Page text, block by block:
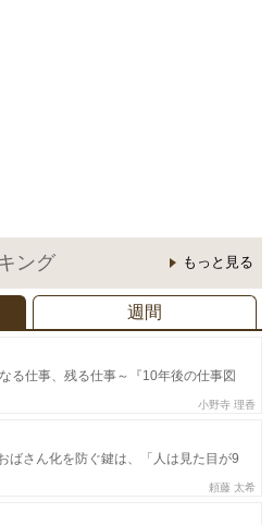
ング もっと見る
週間
る仕事、残る仕事～『10年後の仕事図
小野寺 理香
ばさん化を防ぐ鍵は、「人は見た目が9
頼藤 太希